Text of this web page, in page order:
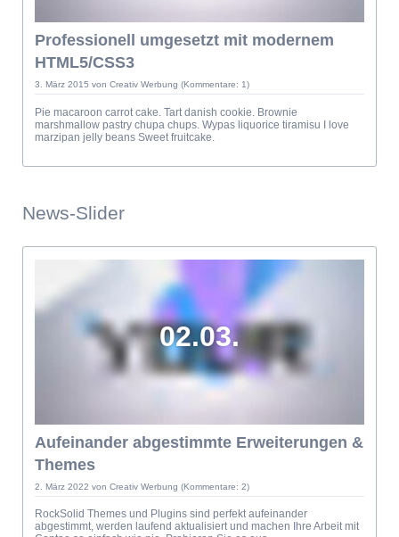
Professionell umgesetzt mit modernem
HTML5/CSS3
3. März 2015 von Creativ Werbung (Kommentare: 1)
Pie macaroon carrot cake. Tart danish cookie. Brownie
marshmallow pastry chupa chups. Wypas liquorice tiramisu I love
marzipan jelly beans Sweet fruitcake.
News-Slider
02.03.
Aufeinander abgestimmte Erweiterungen &
Themes
2. März 2022 von Creativ Werbung (Kommentare: 2)
RockSolid Themes und Plugins sind perfekt aufeinander
abgestimmt, werden laufend aktualisiert und machen Ihre Arbeit mit